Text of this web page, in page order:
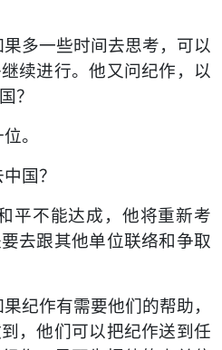
多一些时间去思考，可以
续进行。他又问纪作，以
？
。
国？
不能达成，他将重新考
去跟其他单位联络和争取
纪作有需要他们的帮助，
，他们可以把纪作送到任